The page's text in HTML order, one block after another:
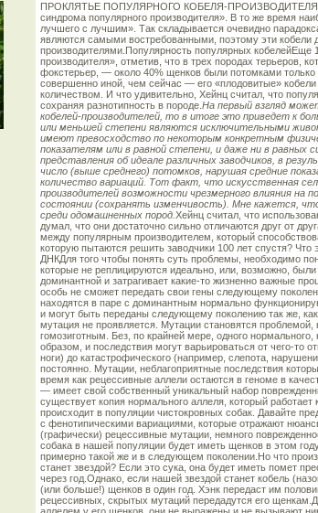
ПРОКЛЯТЬЕ ПОПУЛЯРНОГО КОБЕЛЯ-
синдрома популярного производителя». В то же время
лучшего с лучшим». Так складывается очевидно
являются самыми востребованными, поэтому эти кобели
производителями.Популярность популярных кобелейЕще
производителя», отметив, что в трех породах терьеров,
фокстерьер, — около 40% щенков были потомками
совершенно иной, чем сейчас — его «плодовитые»
количеством. И что удивительно, Хейнц считал, что
сохраняя разнотипность в породе. На первый взгляд
кобелей-производителей, то в итоге это приведет к
или меньшей степени являются исключительными
имеют превосходство по некоторым конкретным
показателям или в равной степени, и даже ни в равных
представления об идеале различных заводчиков, в
число (выше среднего) потомков, нарушая средние
количество вариаций. Тот факт, что искусственная
производителей возможности чрезмерного влияния
состоянии (сохранять изменчивость). Мне кажется,
среди одомашненных пород. Хейнц считал, что
думал, что они достаточно сильно отличаются друг от
между популярным производителем, который
которую пытаются решить заводчики 100 лет спустя? Что
ДНКДля того чтобы понять суть проблемы, необходимо
которые не реплицируются идеально, или, возможно,
доминантной и затрагивает какие-то жизненно важные
особь не сможет передать свои гены следующему
находятся в паре с доминантным нормально
и могут быть переданы следующему поколению так же,
мутация не проявляется. Мутации становятся проблемой,
гомозиготным. Без, по крайней мере, одного
образом, и последствия могут варьироваться от чего-то
ноги) до катастрофического (например, слепота,
постоянно. Мутации, неблагоприятные последствия
время как рецессивные аллели остаются в геноме в
— имеет свой собственный уникальный набор
существует копия нормального аллеля, который
происходит в популяции чистокровных собак. Давайте
с фенотипическими вариациями, которые отражают
(графически) рецессивные мутации, немного
собака в нашей популяции будет иметь щенков в этом
примерно такой же и в следующем поколении. Но что
станет звездой? Если это сука, она будет иметь помет
через год.Однако, если нашей звездой станет кобель
(или больше!) щенков в один год. Хэнк передаст им
рецессивных, скрытых мутаций передадутся его